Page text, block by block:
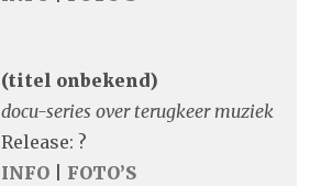
(titel onbekend)
docu-series over terugkeer muziek
Release: ?
INFO
FOTO’S